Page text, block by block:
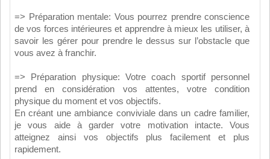
=> Préparation mentale: Vous pourrez prendre conscience
de vos forces intérieures et apprendre à mieux les utiliser, à
savoir les gérer pour prendre le dessus sur l’obstacle que
vous avez à franchir.
=> Préparation physique: Votre coach sportif personnel
prend en considération vos attentes, votre condition
physique du moment et vos objectifs.
En créant une ambiance conviviale dans un cadre familier,
je vous aide à garder votre motivation intacte. Vous
atteignez ainsi vos objectifs plus facilement et plus
rapidement.